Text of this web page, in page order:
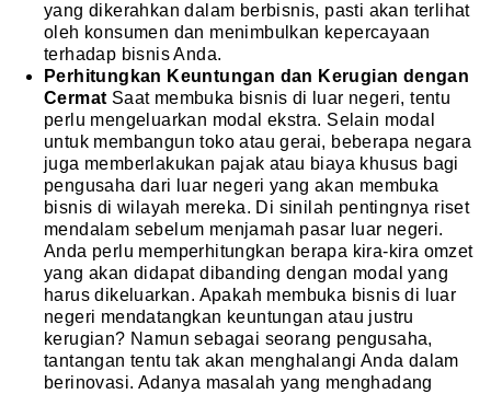
yang dikerahkan dalam berbisnis, pasti akan terlihat
oleh konsumen dan menimbulkan kepercayaan
terhadap bisnis Anda.
Perhitungkan Keuntungan dan Kerugian dengan
Cermat Saat membuka bisnis di luar negeri, tentu
perlu mengeluarkan modal ekstra. Selain modal
untuk membangun toko atau gerai, beberapa negara
juga memberlakukan pajak atau biaya khusus bagi
pengusaha dari luar negeri yang akan membuka
bisnis di wilayah mereka. Di sinilah pentingnya riset
mendalam sebelum menjamah pasar luar negeri.
Anda perlu memperhitungkan berapa kira-kira omzet
yang akan didapat dibanding dengan modal yang
harus dikeluarkan. Apakah membuka bisnis di luar
negeri mendatangkan keuntungan atau justru
kerugian? Namun sebagai seorang pengusaha,
tantangan tentu tak akan menghalangi Anda dalam
berinovasi. Adanya masalah yang menghadang